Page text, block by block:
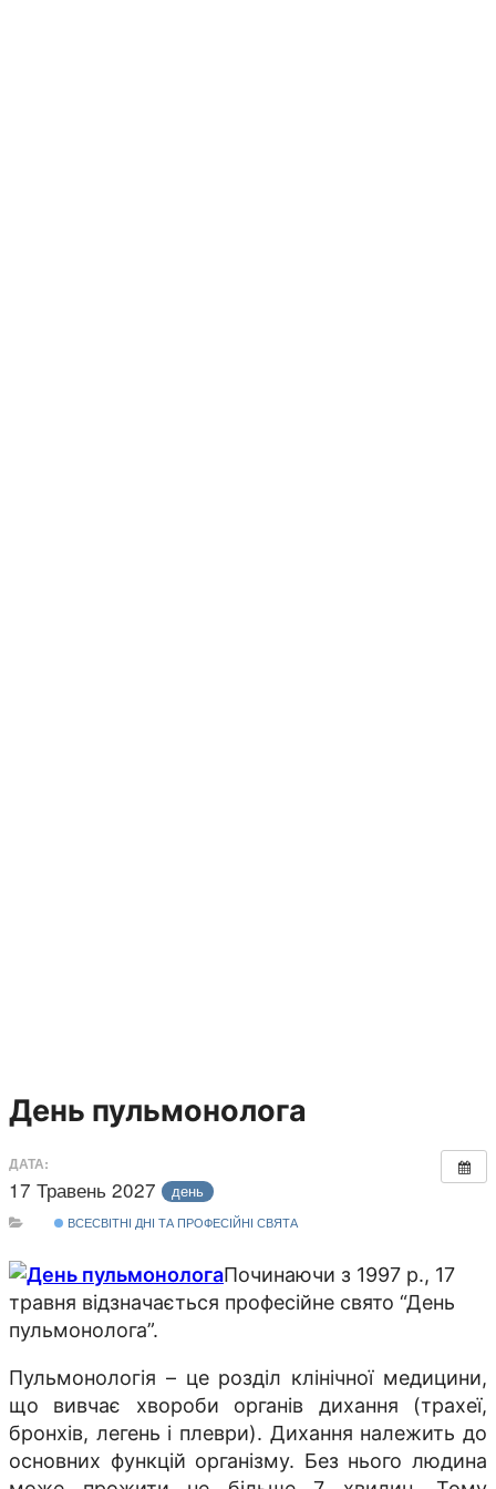
День пульмонолога
ДАТА:
17 Травень 2027 день
ВСЕСВІТНІ ДНІ ТА ПРОФЕСІЙНІ СВЯТА
Починаючи з 1997 р., 17
травня відзначається професійне свято “День
пульмонолога”.
Пульмонологія – це розділ клінічної медицини,
що вивчає хвороби органів дихання (трахеї,
бронхів, легень і плеври). Дихання належить до
основних функцій організму. Без нього людина